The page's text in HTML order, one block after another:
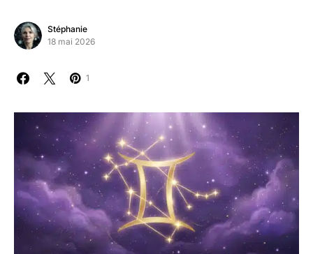
Stéphanie
18 mai 2026
1